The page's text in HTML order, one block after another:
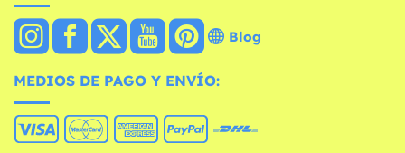
Blog
MEDIOS DE PAGO Y ENVÍO: